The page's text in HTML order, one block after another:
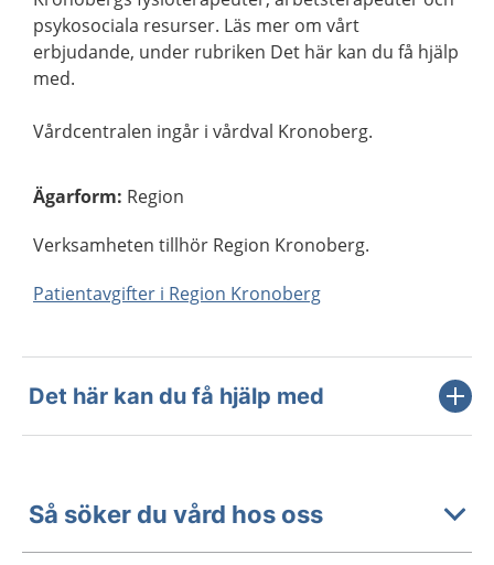
psykosociala resurser. Läs mer om vårt
erbjudande, under rubriken Det här kan du få hjälp
med.
Vårdcentralen ingår i vårdval Kronoberg.
Ägarform: Region
Verksamheten tillhör Region Kronoberg.
Patientavgifter i Region Kronoberg
Det här kan du få hjälp med
Så söker du vård hos oss